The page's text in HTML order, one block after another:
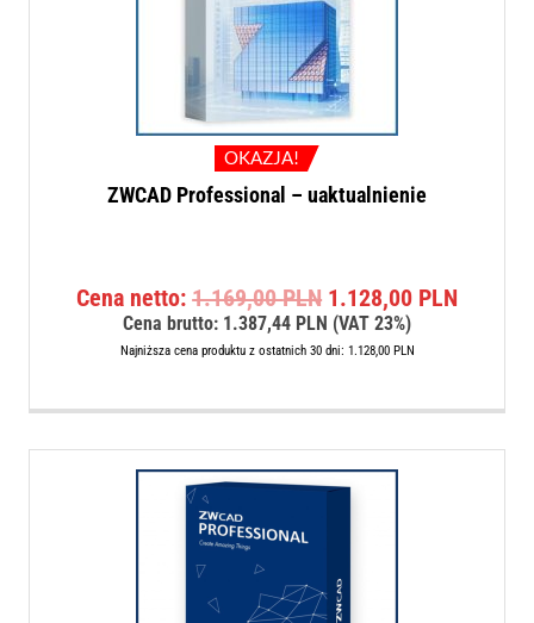
OKAZJA!
ZWCAD Professional – uaktualnienie
Cena netto:1.169,00PLN Pierwotna
cena
wynosiła:
1.128,00 PLN
Cena brutto: 1.387,44 PLN (VAT 23%)
Najniższa cena produktu z ostatnich 30 dni: 1.128,00 PLN